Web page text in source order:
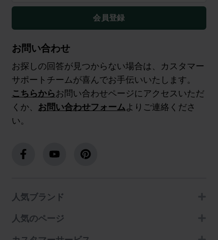
会員登録
お問い合わせ
お探しの回答が見つからない場合は、カスタマー
サポートチームが喜んでお手伝いいたします。
こちらからお問い合わせページにアクセスいただ
くか、 お問い合わせフォームよりご連絡くださ
い。
人気ブランド
人気のページ